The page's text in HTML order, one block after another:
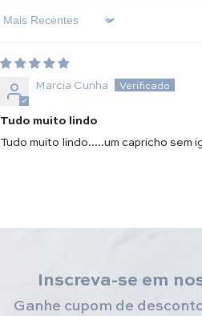
Sort By
Marcia Cunha
Tudo muito lindo
Tudo muito lindo.....um capricho sem
Inscreva-se em
Ganhe cupom de